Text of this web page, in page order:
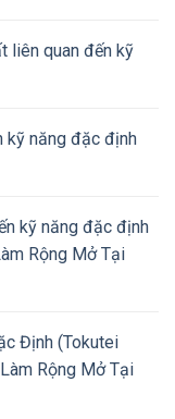
liên quan đến kỹ
kỹ năng đặc định
kỹ năng đặc định
Rộng Mở Tại
Định (Tokutei
Rộng Mở Tại